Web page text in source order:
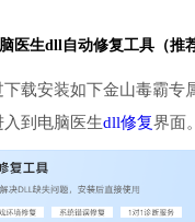
医生dll自动修复工具（推
载安装如下金山毒霸专
到电脑医生dll修复界面。